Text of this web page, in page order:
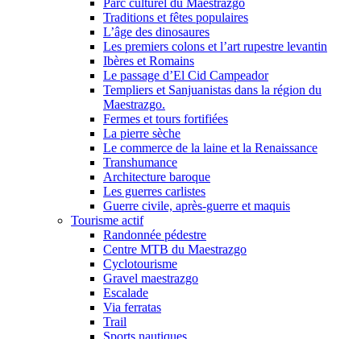
Parc culturel du Maestrazgo
Traditions et fêtes populaires
L’âge des dinosaures
Les premiers colons et l’art rupestre levantin
Ibères et Romains
Le passage d’El Cid Campeador
Templiers et Sanjuanistas dans la région du
Maestrazgo.
Fermes et tours fortifiées
La pierre sèche
Le commerce de la laine et la Renaissance
Transhumance
Architecture baroque
Les guerres carlistes
Guerre civile, après-guerre et maquis
Tourisme actif
Randonnée pédestre
Centre MTB du Maestrazgo
Cyclotourisme
Gravel maestrazgo
Escalade
Via ferratas
Trail
Sports nautiques